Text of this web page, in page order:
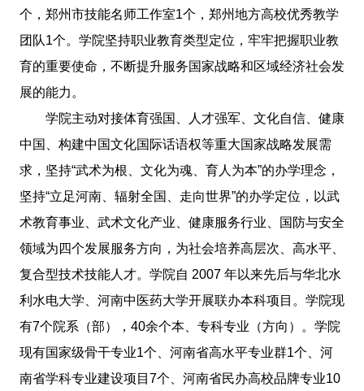
个，郑州市技能名师工作室1个，郑州地方高校优秀教学
团队1个。学院坚持职业教育类型定位，牢牢把握职业教
育的重要使命，不断提升服务国家战略和区域经济社会发
展的能力。
学院主动对接体育强国、人才强军、文化自信、健康
中国、构建中国文化国际话语权等重大国家战略发展需
求，坚持“武术为根、文化为魂、育人为本”的办学理念，
坚持“立足河南、辐射全国、走向世界”的办学定位，以武
术教育事业、武术文化产业、健康服务行业、国防与安全
领域为四个发展服务方向，为社会培养高层次、高水平、
复合型技术技能人才。学院自 2007 年以来先后与华北水
利水电大学、河南中医药大学开展联办本科项目。学院现
有7个院系（部），40余个本、专科专业（方向）。学院
现有国家级骨干专业1个、河南省高水平专业群1个、河
南省学科专业建设项目7个、河南省民办高校品牌专业10